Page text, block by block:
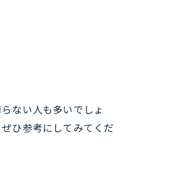
ない人も多いでしょ
ひ参考にしてみてくだ